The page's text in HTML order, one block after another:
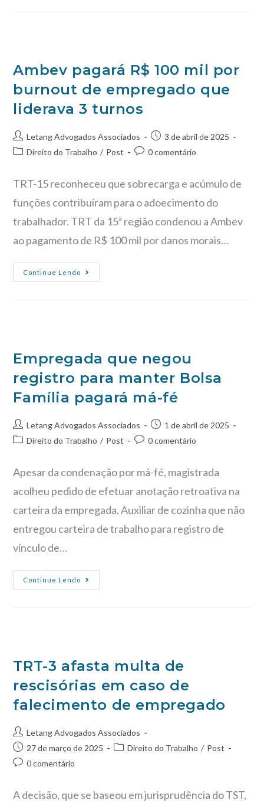
Ambev pagará R$ 100 mil por
burnout de empregado que
liderava 3 turnos
Letang Advogados Associados
3 de abril de 2025
Direito do Trabalho / Post 0 comentário
TRT-15 reconheceu que sobrecarga e acúmulo de
funções contribuíram para o adoecimento do
trabalhador. TRT da 15ª região condenou a Ambev
ao pagamento de R$ 100 mil por danos morais…
Continue Lendo
Empregada que negou
registro para manter Bolsa
Família pagará má-fé
Letang Advogados Associados
1 de abril de 2025
Direito do Trabalho / Post 0 comentário
Apesar da condenação por má-fé, magistrada
acolheu pedido de efetuar anotação retroativa na
carteira da empregada. Auxiliar de cozinha que não
entregou carteira de trabalho para registro de
vínculo de…
Continue Lendo
TRT-3 afasta multa de
rescisórias em caso de
falecimento de empregado
Letang Advogados Associados
27 de março de 2025
Direito do Trabalho / Post
0 comentário
A decisão, que se baseou em jurisprudência do TST,